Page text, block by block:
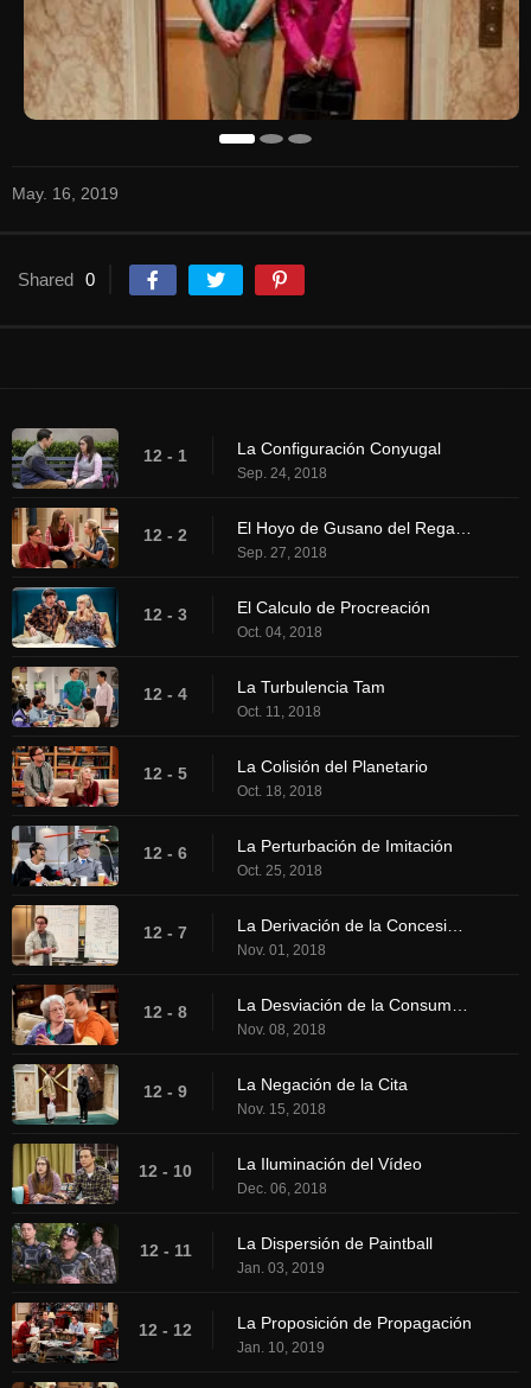
May. 16, 2019
Shared 0
12 - 1 La Configuración Conyugal
Sep. 24, 2018
12 - 2 El Hoyo de Gusano del Regalo Matrimonial
Sep. 27, 2018
12 - 3 El Calculo de Procreación
Oct. 04, 2018
12 - 4 La Turbulencia Tam
Oct. 11, 2018
12 - 5 La Colisión del Planetario
Oct. 18, 2018
12 - 6 La Perturbación de Imitación
Oct. 25, 2018
12 - 7 La Derivación de la Concesión de la Beca
Nov. 01, 2018
12 - 8 La Desviación de la Consumación
Nov. 08, 2018
12 - 9 La Negación de la Cita
Nov. 15, 2018
12 - 10 La Iluminación del Vídeo
Dec. 06, 2018
12 - 11 La Dispersión de Paintball
Jan. 03, 2019
12 - 12 La Proposición de Propagación
Jan. 10, 2019